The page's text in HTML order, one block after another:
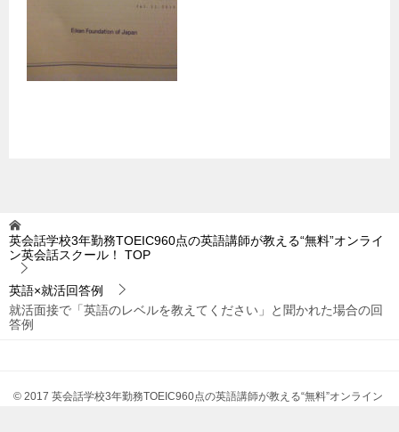
英会話学校3年勤務TOEIC960点の英語講師が教える“無料”オンライ
ン英会話スクール！
TOP
英語×就活回答例
就活面接で「英語のレベルを教えてください」と聞かれた場合の回
答例
© 2017 英会話学校3年勤務TOEIC960点の英語講師が教える“無料”オンライン